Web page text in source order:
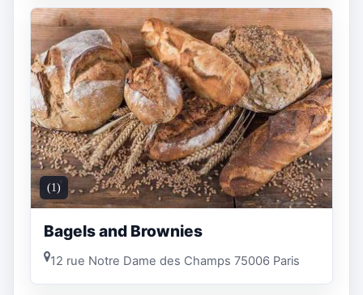
(1)
Bagels and Brownies
12 rue Notre Dame des Champs 75006 Paris